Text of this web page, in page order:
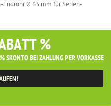
Endrohr Ø 63 mm für Serien-
%
SKONTO BEI ZAHLUNG PER VORKASSE